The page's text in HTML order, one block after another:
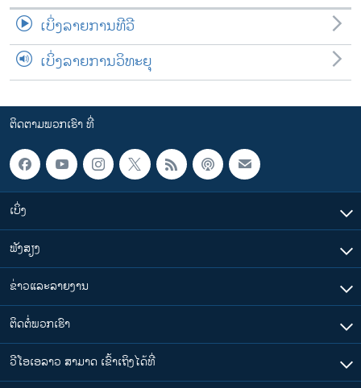
ເບິ່ງລາຍການທີວີ
ເບິ່ງລາຍການວິທະຍຸ
ຕິດຕາມພວກເຮົາ ທີ່
ເບິ່ງ
ຟັງສຽງ
ຂ່າວແລະລາຍງານ
ຕິດຕໍ່ພວກເຮົາ
ວີໂອເອລາວ ສາມາດ ເຂົ້າເຖິງໄດ້ທີ່